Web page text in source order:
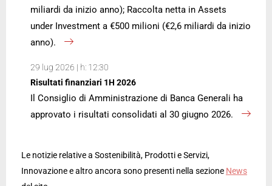
miliardi da inizio anno); Raccolta netta in Assets
under Investment a €500 milioni (€2,6 miliardi da inizio
anno).
29 lug 2026 | h: 12:30
Risultati finanziari 1H 2026
Il Consiglio di Amministrazione di Banca Generali ha
approvato i risultati consolidati al 30 giugno 2026.
Le notizie relative a Sostenibilità, Prodotti e Servizi,
Innovazione e altro ancora sono presenti nella sezione News